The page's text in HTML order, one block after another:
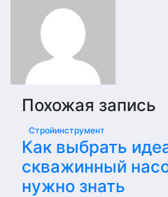
Похожая запись
Стройинструмент
Как выбрать
скважинный
нужно знать